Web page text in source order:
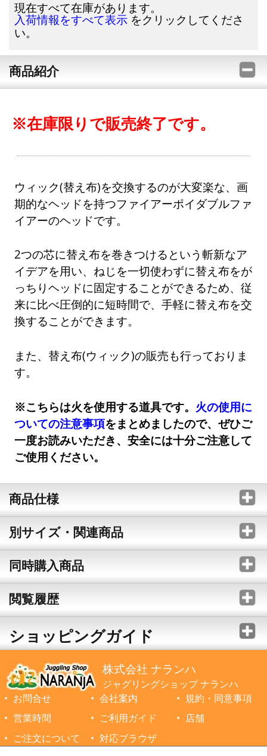
現在すべて在庫があります。
入荷情報をすべて表示 をクリックしてくださ
い。
商品紹介
※在庫限りで販売終了です。
ウィック(替え布)を交換するのが大変楽な、画
期的なヘッドを持つファイアーポイダブルファ
イアーのヘッドです。
2つの芯に替え布を巻きつけるという斬新なア
イデアを用い、ねじを一切使わずに替え布をが
っちりヘッドに固定することができるため、従
来に比べ圧倒的に短時間で、手軽に替え布を交
換することができます。
また、替え布(ウィック)の販売も行っておりま
す。
※こちらは火を使用する道具です。 火の使用に
ついての注意事項をまとめましたので、ぜひご
一度お読みいただき、安全には十分ご注意して
ご使用ください。
商品仕様
別サイズ・関連商品
同時購入商品
閲覧履歴
ショッピングガイド
株式会社 ナランハ
ジャグリングショップ ナランハ
お問合せ
会社案内
規約・同意事項
営業時間
ご利用ガイド
店舗
ご注文について
対応ブラウザ